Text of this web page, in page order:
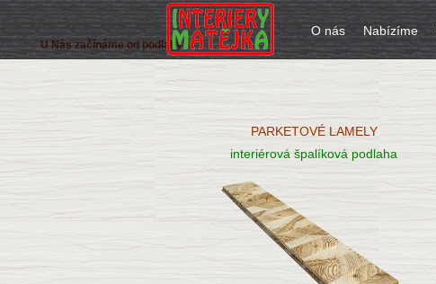
O nás Nabízíme
U Nás začínáme od podlahy
PARKETOVÉ LAMELY
interiérová špalíková podlaha